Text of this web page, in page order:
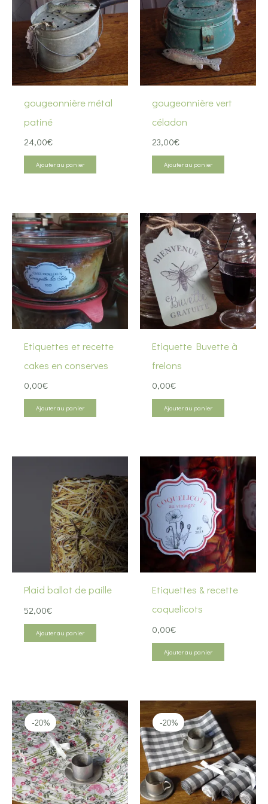
gougeonnière métal
patiné
24,00€
Ajouter au panier
gougeonnière vert
céladon
23,00€
Ajouter au panier
Etiquettes et recette
cakes en conserves
0,00€
Ajouter au panier
Etiquette Buvette à
frelons
0,00€
Ajouter au panier
Plaid ballot de paille
52,00€
Ajouter au panier
Etiquettes & recette
coquelicots
0,00€
Ajouter au panier
-20% -20%